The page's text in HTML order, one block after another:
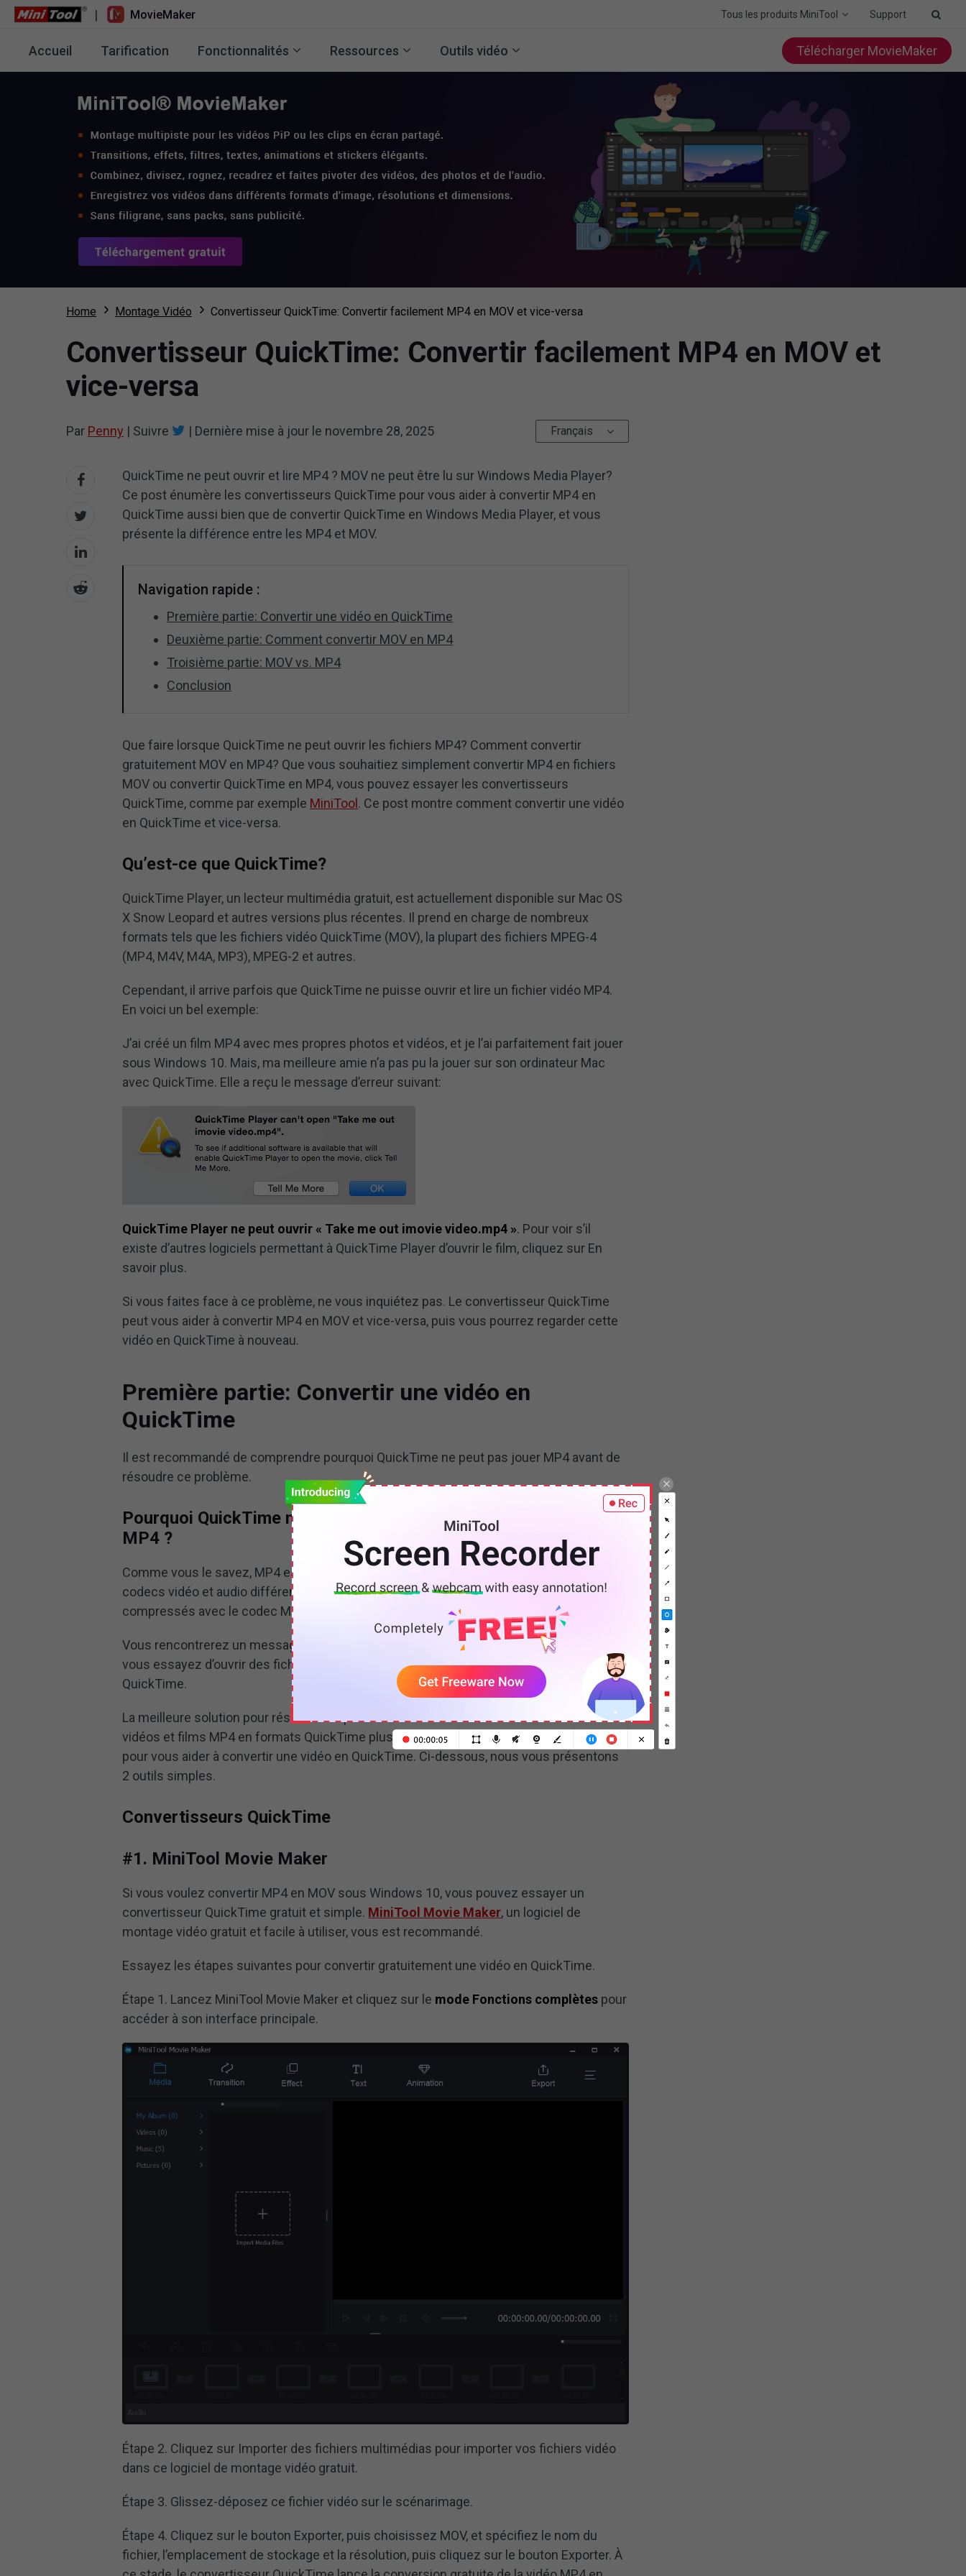
| MovieMaker Tous les produits MiniTool Support
Accueil Tarification Fonctionnalités Ressources Outils vidéo Télécharger MovieMaker
Home Montage Vidéo Convertisseur QuickTime: Convertir facilement MP4 en MOV et vice-versa
Convertisseur QuickTime: Convertir facilement MP4 en MOV et
vice-versa
Par Penny | Suivre | Dernière mise à jour le novembre 28, 2025 Français
QuickTime ne peut ouvrir et lire MP4 ? MOV ne peut être lu sur Windows Media Player?
Ce post énumère les convertisseurs QuickTime pour vous aider à convertir MP4 en
QuickTime aussi bien que de convertir QuickTime en Windows Media Player, et vous
présente la différence entre les MP4 et MOV.
Navigation rapide :
Première partie: Convertir une vidéo en QuickTime
Deuxième partie: Comment convertir MOV en MP4
Troisième partie: MOV vs. MP4
Conclusion
Que faire lorsque QuickTime ne peut ouvrir les fichiers MP4? Comment convertir
gratuitement MOV en MP4? Que vous souhaitiez simplement convertir MP4 en fichiers
MOV ou convertir QuickTime en MP4, vous pouvez essayer les convertisseurs
QuickTime, comme par exemple MiniTool . Ce post montre comment convertir une vidéo
en QuickTime et vice-versa.
Qu’est-ce que QuickTime?
QuickTime Player, un lecteur multimédia gratuit, est actuellement disponible sur Mac OS
X Snow Leopard et autres versions plus récentes. Il prend en charge de nombreux
formats tels que les fichiers vidéo QuickTime (MOV), la plupart des fichiers MPEG-4
(MP4, M4V, M4A, MP3), MPEG-2 et autres.
Cependant, il arrive parfois que QuickTime ne puisse ouvrir et lire un fichier vidéo MP4.
En voici un bel exemple:
J’ai créé un film MP4 avec mes propres photos et vidéos, et je l’ai parfaitement fait jouer
sous Windows 10. Mais, ma meilleure amie n’a pas pu la jouer sur son ordinateur Mac
avec QuickTime. Elle a reçu le message d’erreur suivant:
QuickTime Player ne peut ouvrir « Take me out imovie video.mp4 ». Pour voir s’il
existe d’autres logiciels permettant à QuickTime Player d’ouvrir le film, cliquez sur En
savoir plus.
Si vous faites face à ce problème, ne vous inquiétez pas. Le convertisseur QuickTime
peut vous aider à convertir MP4 en MOV et vice-versa, puis vous pourrez regarder cette
vidéo en QuickTime à nouveau.
Première partie: Convertir une vidéo en
QuickTime
Il est recommandé de comprendre pourquoi QuickTime ne peut pas jouer MP4 avant de
résoudre ce problème.
Pourquoi QuickTime ne lit-il pas/ne reconnaît-il pas un fichier
MP4 ?
Comme vous le savez, MP4 est un conteneur vidéo complexe composé de plusieurs
codecs vidéo et audio différents. QuickTime ne peut lire que les fichiers MP4
compressés avec le codec MPEG-2, MPEG-4 et H.264.
Vous rencontrerez un message d’erreur « QuickTime Player ne peut ouvrir ce fichier » si
vous essayez d’ouvrir des fichiers MP4 avec un codec incompatible dans le lecteur
QuickTime.
La meilleure solution pour résoudre ce problème est de convertir toutes sortes de
vidéos et films MP4 en formats QuickTime plus compatibles. Il existe différents outils
pour vous aider à convertir une vidéo en QuickTime. Ci-dessous, nous vous présentons
2 outils simples.
Convertisseurs QuickTime
#1. MiniTool Movie Maker
Si vous voulez convertir MP4 en MOV sous Windows 10, vous pouvez essayer un
convertisseur QuickTime gratuit et simple. MiniTool Movie Maker, un logiciel de
montage vidéo gratuit et facile à utiliser, vous est recommandé.
Essayez les étapes suivantes pour convertir gratuitement une vidéo en QuickTime.
Étape 1. Lancez MiniTool Movie Maker et cliquez sur le mode Fonctions complètes pour
accéder à son interface principale.
Étape 2. Cliquez sur Importer des fichiers multimédias pour importer vos fichiers vidéo
dans ce logiciel de montage vidéo gratuit.
Étape 3. Glissez-déposez ce fichier vidéo sur le scénarimage.
Étape 4. Cliquez sur le bouton Exporter, puis choisissez MOV, et spécifiez le nom du
fichier, l’emplacement de stockage et la résolution, puis cliquez sur le bouton Exporter. À